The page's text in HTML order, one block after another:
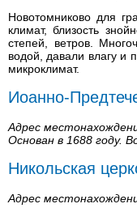
Новотомниково для
климат, близость
степей, ветров.
водой, давали влагу и
микроклимат.
Иоанно-
Адрес
Основан в 1688 году.
Никольская
Адрес